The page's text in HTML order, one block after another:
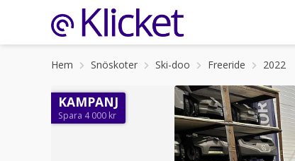
Hem Snöskoter Ski-doo Freeride 2022
KAMPANJ
Spara 4 000 kr